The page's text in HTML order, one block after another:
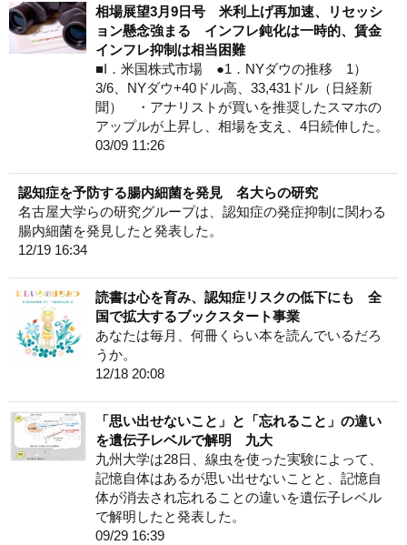
相場展望3月9日号 米利上げ再加速、リセッシ
ョン懸念強まる インフレ鈍化は一時的、賃金
インフレ抑制は相当困難
■I．米国株式市場 ●1．NYダウの推移 1）
3/6、NYダウ+40ドル高、33,431ドル（日経新
聞） ・アナリストが買いを推奨したスマホの
アップルが上昇し、相場を支え、4日続伸した。
03/09 11:26
認知症を予防する腸内細菌を発見 名大らの研究
名古屋大学らの研究グループは、認知症の発症抑制に関わる
腸内細菌を発見したと発表した。
12/19 16:34
読書は心を育み、認知症リスクの低下にも 全
国で拡大するブックスタート事業
あなたは毎月、何冊くらい本を読んでいるだろ
うか。
12/18 20:08
「思い出せないこと」と「忘れること」の違い
を遺伝子レベルで解明 九大
九州大学は28日、線虫を使った実験によって、
記憶自体はあるが思い出せないことと、記憶自
体が消去され忘れることの違いを遺伝子レベル
で解明したと発表した。
09/29 16:39